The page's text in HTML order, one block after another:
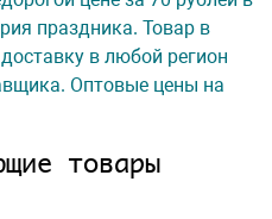
праздника. Товар в
в любой регион
Оптовые цены на
товары